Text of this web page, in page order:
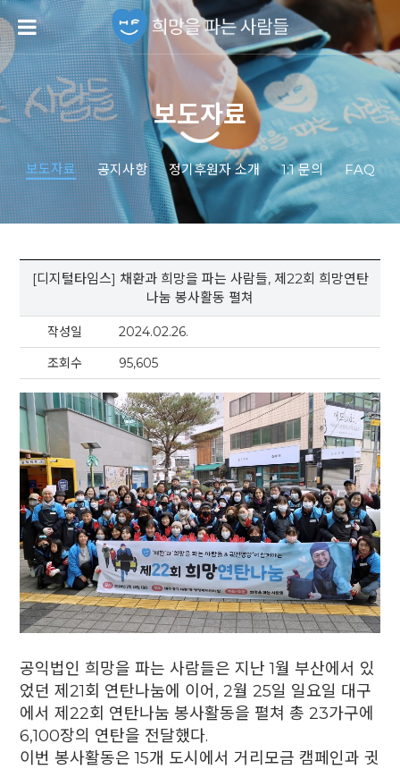
보도자료
보도자료 공지사항 정기후원자 소개 1:1 문의 FAQ
[디지털타임스] 채환과 희망을 파는 사람들, 제22회 희망연탄
나눔 봉사활동 펼쳐
작성일
2024.02.26.
조회수
95,605
공익법인 희망을 파는 사람들은 지난 1월 부산에서 있
었던 제21회 연탄나눔에 이어, 2월 25일 일요일 대구
에서 제22회 연탄나눔 봉사활동을 펼쳐 총 23가구에
6,100장의 연탄을 전달했다.
이번 봉사활동은 15개 도시에서 거리모금 캠페인과 귓